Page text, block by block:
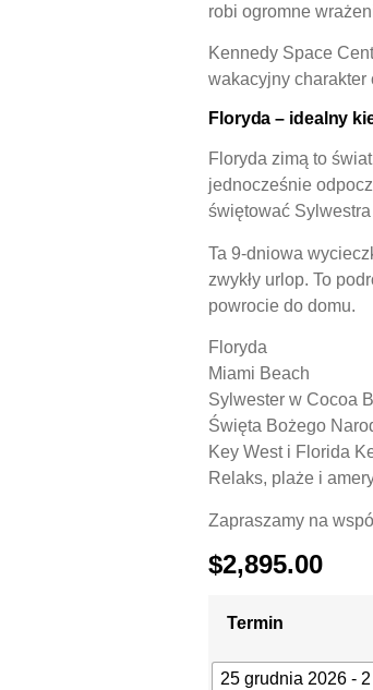
robi ogromne
Kennedy Space
wakacyjny charakter
Floryda – idealny
Floryda zimą to
jednocześnie
świętować
Ta 9-dniowa
zwykły urlop. To
powrocie do domu.
Floryda
Miami Beach
Sylwester w Cocoa
Święta Bożego
Key West i Florida
Relaks, plaże i
Zapraszamy na
$2,895.00
Termin
25 grudnia 2026 -